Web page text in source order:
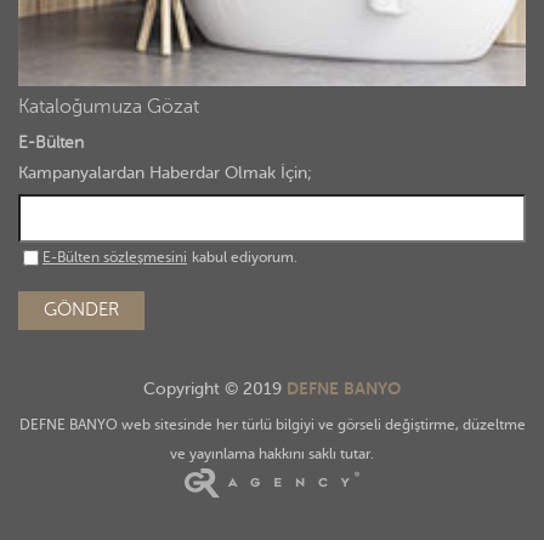
Kataloğumuza Gözat
E-Bülten
Kampanyalardan Haberdar Olmak İçin;
E-Bülten sözleşmesini kabul ediyorum.
GÖNDER
Copyright © 2019 DEFNE BANYO
DEFNE BANYO web sitesinde her türlü bilgiyi ve görseli değiştirme, düzeltme
ve yayınlama hakkını saklı tutar.